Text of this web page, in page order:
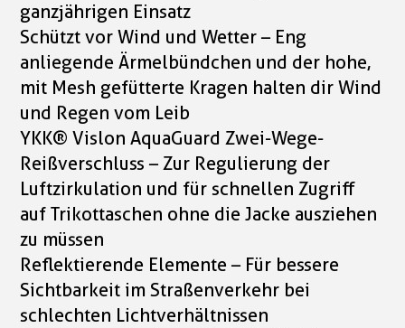
ganzjährigen Einsatz
Schützt vor Wind und Wetter – Eng
anliegende Ärmelbündchen und der hohe,
mit Mesh gefütterte Kragen halten dir Wind
und Regen vom Leib
YKK® Vislon AquaGuard Zwei-Wege-
Reißverschluss – Zur Regulierung der
Luftzirkulation und für schnellen Zugriff
auf Trikottaschen ohne die Jacke ausziehen
zu müssen
Reflektierende Elemente – Für bessere
Sichtbarkeit im Straßenverkehr bei
schlechten Lichtverhältnissen